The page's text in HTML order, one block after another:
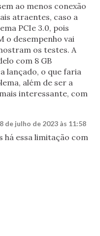
ao menos conexão
atraentes, caso a
PCIe 3.0, pois
o desempenho vai
os testes. A
com 8 GB
lançado, o que faria
além de ser a
interessante, com
8 de julho de 2023 às 11:58
há essa limitação com